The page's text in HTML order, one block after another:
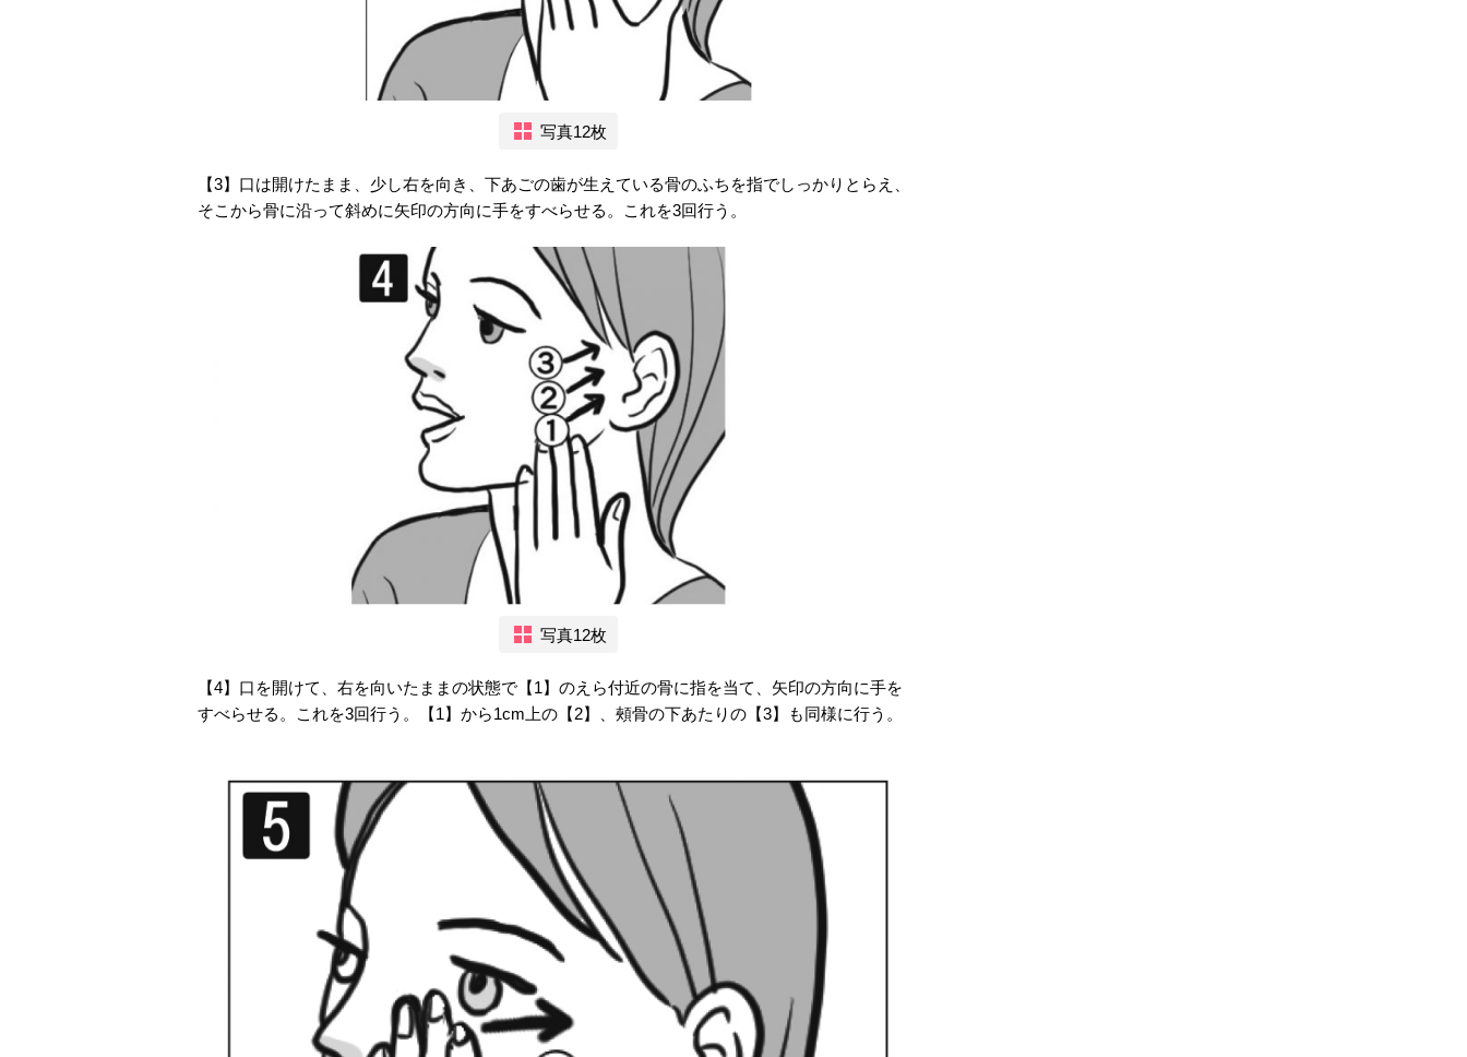
写真12枚
【3】口は開けたまま、少し右を向き、下あごの歯が生えている骨のふちを指でしっかりとらえ、
そこから骨に沿って斜めに矢印の方向に手をすべらせる。これを3回行う。
写真12枚
【4】口を開けて、右を向いたままの状態で【1】のえら付近の骨に指を当て、矢印の方向に手を
すべらせる。これを3回行う。【1】から1cm上の【2】、頰骨の下あたりの【3】も同様に行う。